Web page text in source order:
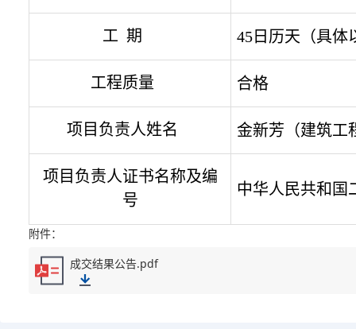
工 期 45日历天（具体
工程质量 合格
项目负责人姓名 金新芳（建筑工
项目负责人证书名称及编
号
中华人民共和国
附件：
成交结果公告.pdf